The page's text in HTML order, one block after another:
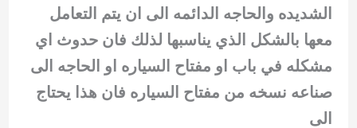
الشديده والحاجه الدائمه الى ان يتم التعامل
معها بالشكل الذي يناسبها لذلك فان حدوث اي
مشكله في باب او مفتاح السياره او الحاجه الى
صناعه نسخه من مفتاح السياره فان هذا يحتاج
الى